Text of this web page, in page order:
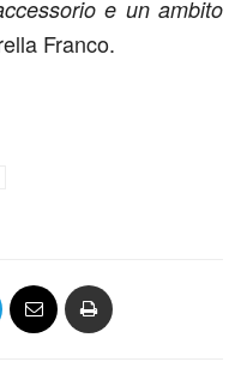
e un ambito
Franco.